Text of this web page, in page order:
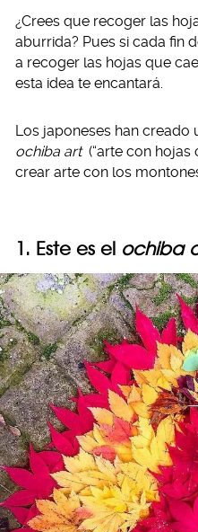
¿Crees que recoger las
aburrida? Pues si cada fin
a recoger las hojas que
esta idea te encantará.
Los japoneses han creado
ochiba art (“arte con hojas
crear arte con los
1. Este es el ochiba